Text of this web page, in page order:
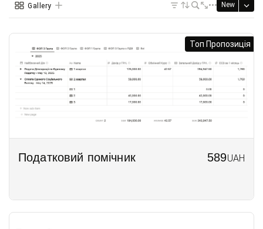
Gallery New
Топ Пропозиція
Податковий помічник 589UAH